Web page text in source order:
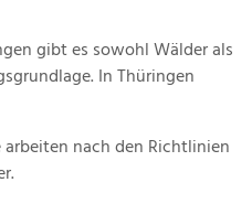
gibt es sowohl Wälder als
In Thüringen
nach den Richtlinien